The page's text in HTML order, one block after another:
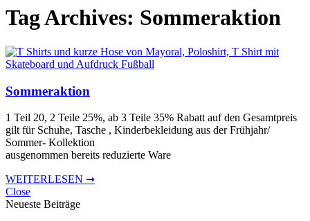
Tag Archives: Sommeraktion
Sommeraktion
1 Teil 20, 2 Teile 25%, ab 3 Teile 35% Rabatt auf den Gesamtpreis
gilt für Schuhe, Tasche , Kinderbekleidung aus der Frühjahr/
Sommer- Kollektion
ausgenommen bereits reduzierte Ware
WEITERLESEN ➞
Close
Neueste Beiträge